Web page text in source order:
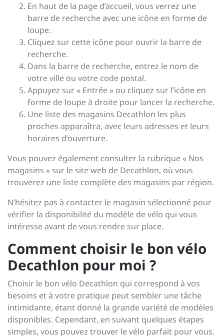
En haut de la page d’accueil, vous verrez une
barre de recherche avec une icône en forme de
loupe.
Cliquez sur cette icône pour ouvrir la barre de
recherche.
Dans la barre de recherche, entrez le nom de
votre ville ou votre code postal.
Appuyez sur « Entrée » ou cliquez sur l’icône en
forme de loupe à droite pour lancer la recherche.
Une liste des magasins Decathlon les plus
proches apparaîtra, avec leurs adresses et leurs
horaires d’ouverture.
Vous pouvez également consulter la rubrique « Nos
magasins » sur le site web de Decathlon, où vous
trouverez une liste complète des magasins par région.
N’hésitez pas à contacter le magasin sélectionné pour
vérifier la disponibilité du modèle de vélo qui vous
intéresse avant de vous rendre sur place.
Comment choisir le bon vélo
Decathlon pour moi ?
Choisir le bon vélo Decathlon qui correspond à vos
besoins et à votre pratique peut sembler une tâche
intimidante, étant donné la grande variété de modèles
disponibles. Cependant, en suivant quelques étapes
simples, vous pouvez trouver le vélo parfait pour vous.